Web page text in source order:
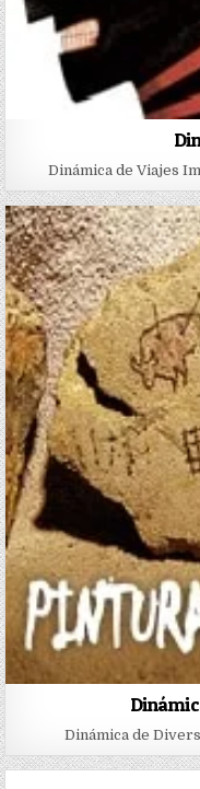
Dinámica de Viajes
Dinámica de